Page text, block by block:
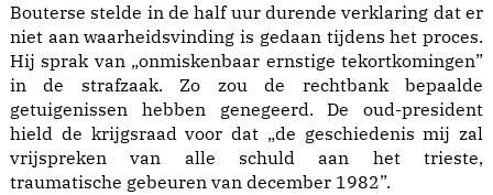
Bouterse stelde in de half uur durende verklaring dat er
niet aan waarheidsvinding is gedaan tijdens het proces.
Hij sprak van „onmiskenbaar ernstige tekortkomingen”
in de strafzaak. Zo zou de rechtbank bepaalde
getuigenissen hebben genegeerd. De oud-president
hield de krijgsraad voor dat „de geschiedenis mij zal
vrijspreken van alle schuld aan het trieste,
traumatische gebeuren van december 1982”.